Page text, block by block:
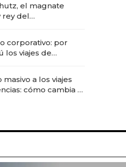
el magnate
rey del
corporativo: por
los viajes de
a los viajes
cómo cambia el